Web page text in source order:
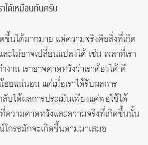
ได้เหมือนกันครับ
ขึ้นได้มากมาย แต่ความจริงคือสิ่งที่เกิด
ะไม่อาจเปลี่ยนแปลงได้ เช่น เวลาที่เรา
งาน เราอาจคาดหวังว่าเราต้องได้ ดี
ยแน่นอน แต่เมื่อเราได้รับผลการ
บได้ผลการประเมินเพียงแค่พอใช้ได้
ความคาดหวังและความจริงที่เกิดขึ้นนั้น
กรธมักจะเกิดขึ้นตามมาเสมอ